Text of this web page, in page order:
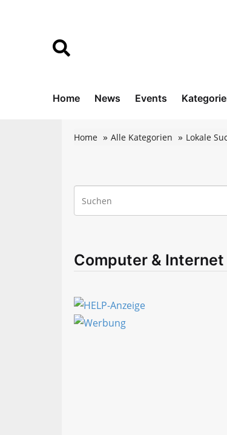
Home News Events
Home Alle Kategorien Lokale
Computer &